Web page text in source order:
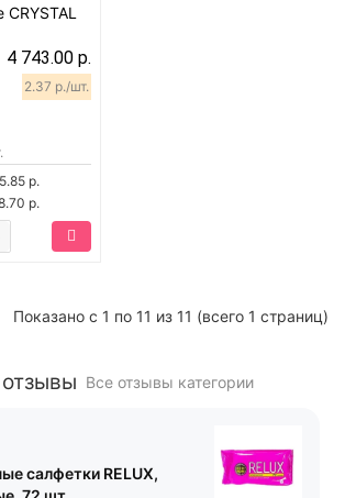
4 743.00 р.
2.37 р./шт.
р.
р.
Показано с 1 по 11 из 11 (всего 1 страниц)
Все отзывы категории
салфетки RELUX,